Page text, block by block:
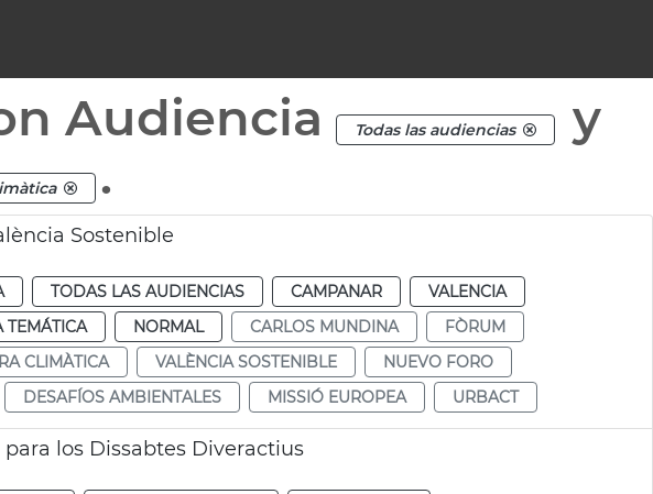
Audiencia Todas las audiencias
y
.
Sostenible
TODAS LAS AUDIENCIAS CAMPANAR
VALENCIA
TEMÁTICA NORMAL CARLOS MUNDINA
FÒRUM
CLIMÀTICA VALÈNCIA SOSTENIBLE
NUEVO FORO
DESAFÍOS AMBIENTALES MISSIÓ EUROPEA URBACT
los Dissabtes Diveractius